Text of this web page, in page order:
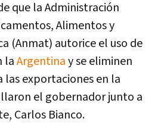
que la Administración
Alimentos y
(Anmat) autorice el uso de
laArgentinay se eliminen
las exportaciones en la
el gobernador junto a
Carlos Bianco.